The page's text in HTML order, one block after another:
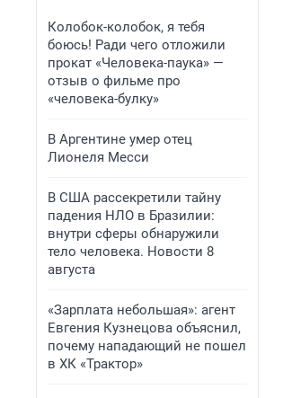
Колобок-колобок, я тебя
боюсь! Ради чего отложили
прокат «Человека-паука» —
отзыв о фильме про
«человека-булку»
В Аргентине умер отец
Лионеля Месси
В США рассекретили тайну
падения НЛО в Бразилии:
внутри сферы обнаружили
тело человека. Новости 8
августа
«Зарплата небольшая»: агент
Евгения Кузнецова объяснил,
почему нападающий не пошел
в ХК «Трактор»